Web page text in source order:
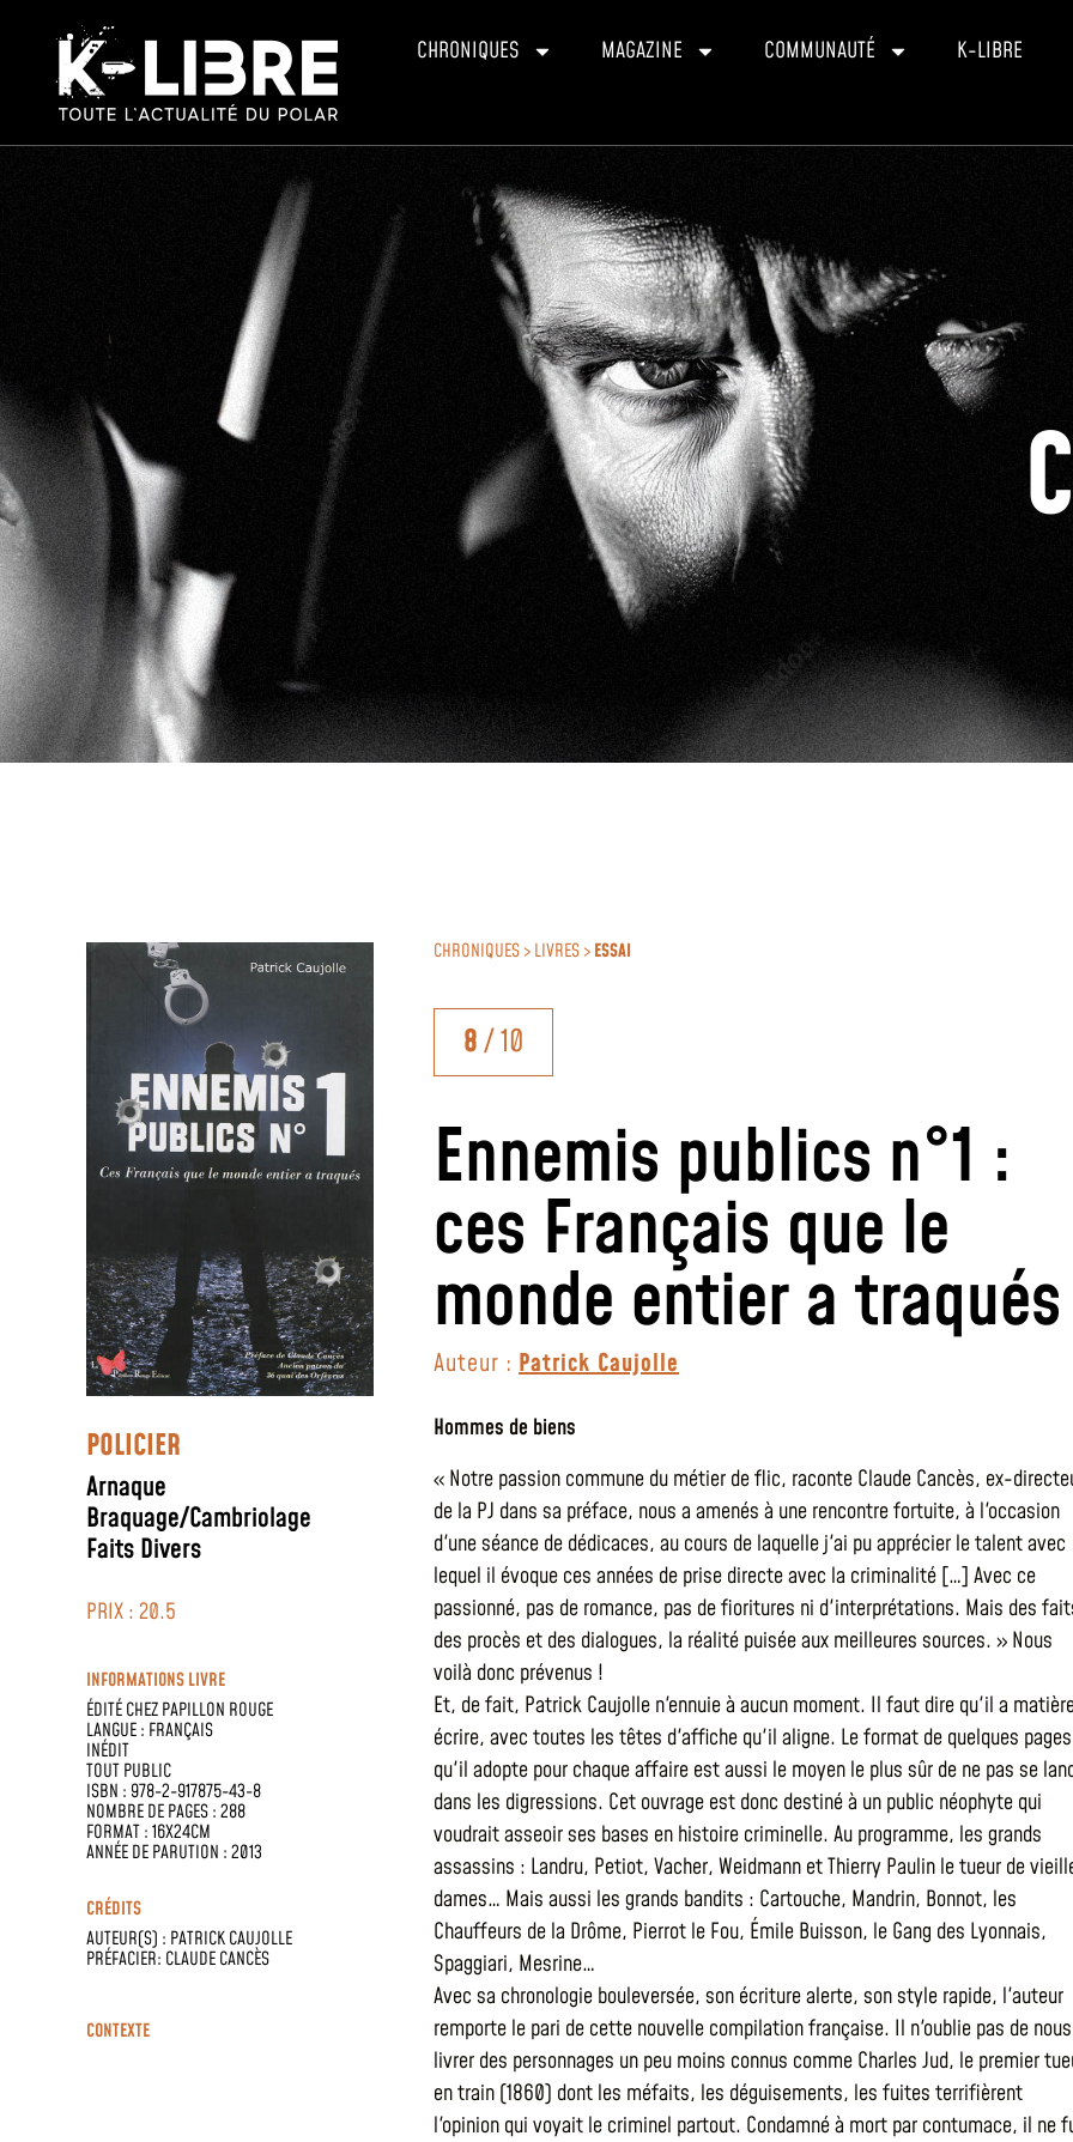
CHRONIQUES MAGAZINE COMMUNAUTÉ K-LIBRE
POLICIER
Arnaque
Braquage/Cambriolage
Faits Divers
PRIX : 20.5
INFORMATIONS LIVRE
ÉDITÉ CHEZPAPILLON ROUGE
LANGUE : FRANÇAIS
INÉDIT
TOUT PUBLIC
ISBN : 978-2-917875-43-8
NOMBRE DE PAGES : 288
FORMAT : 16X24CM
ANNÉE DE PARUTION : 2013
CRÉDITS
AUTEUR(S) : PATRICK CAUJOLLE
PRÉFACIER: CLAUDE CANCÈS
CONTEXTE
CHRONIQUES > LIVRES >ESSAI
8/ 10
Ennemis publics n°1 :
ces Français que le
monde entier a traqués
Auteur : Patrick Caujolle
Hommes de biens
« Notre passion commune du métier de flic, raconte Claude Cancès, ex-
de la PJ dans sa préface, nous a amenés à une rencontre fortuite, à l'occasion
d'une séance de dédicaces, au cours de laquelle j'ai pu apprécier le talent avec
lequel il évoque ces années de prise directe avec la criminalité […] Avec ce
passionné, pas de romance, pas de fioritures ni d'interprétations. Mais des
des procès et des dialogues, la réalité puisée aux meilleures sources. » Nous
voilà donc prévenus !
Et, de fait, Patrick Caujolle n'ennuie à aucun moment. Il faut dire qu'il a
écrire, avec toutes les têtes d'affiche qu'il aligne. Le format de quelques pages
qu'il adopte pour chaque affaire est aussi le moyen le plus sûr de ne pas se
dans les digressions. Cet ouvrage est donc destiné à un public néophyte qui
voudrait asseoir ses bases en histoire criminelle. Au programme, les grands
assassins : Landru, Petiot, Vacher, Weidmann et Thierry Paulin le tueur de
dames… Mais aussi les grands bandits : Cartouche, Mandrin, Bonnot, les
Chauffeurs de la Drôme, Pierrot le Fou, Émile Buisson, le Gang des Lyonnais,
Spaggiari, Mesrine…
Avec sa chronologie bouleversée, son écriture alerte, son style rapide, l'auteur
remporte le pari de cette nouvelle compilation française. Il n'oublie pas de nous
livrer des personnages un peu moins connus comme Charles Jud, le premier
en train (1860) dont les méfaits, les déguisements, les fuites terrifièrent
l'opinion qui voyait le criminel partout. Condamné à mort par contumace, il ne